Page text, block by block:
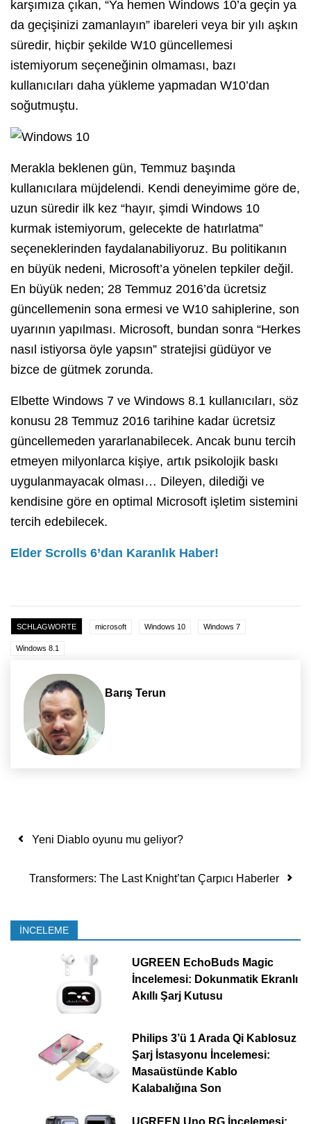
karşımıza çıkan, “Ya hemen Windows 10’a geçin ya
da geçişinizi zamanlayın” ibareleri veya bir yılı aşkın
süredir, hiçbir şekilde W10 güncellemesi
istemiyorum seçeneğinin olmaması, bazı
kullanıcıları daha yükleme yapmadan W10’dan
soğutmuştu.
Merakla beklenen gün, Temmuz başında
kullanıcılara müjdelendi. Kendi deneyimime göre de,
uzun süredir ilk kez “hayır, şimdi Windows 10
kurmak istemiyorum, gelecekte de hatırlatma”
seçeneklerinden faydalanabiliyoruz. Bu politikanın
en büyük nedeni, Microsoft’a yönelen tepkiler değil.
En büyük neden; 28 Temmuz 2016’da ücretsiz
güncellemenin sona ermesi ve W10 sahiplerine, son
uyarının yapılması. Microsoft, bundan sonra “Herkes
nasıl istiyorsa öyle yapsın” stratejisi güdüyor ve
bizce de gütmek zorunda.
Elbette Windows 7 ve Windows 8.1 kullanıcıları, söz
konusu 28 Temmuz 2016 tarihine kadar ücretsiz
güncellemeden yararlanabilecek. Ancak bunu tercih
etmeyen milyonlarca kişiye, artık psikolojik baskı
uygulanmayacak olması… Dileyen, dilediği ve
kendisine göre en optimal Microsoft işletim sistemini
tercih edebilecek.
Elder Scrolls 6’dan Karanlık Haber!
SCHLAGWORTE microsoft Windows 10 Windows 7
Windows 8.1
Barış Terun
Yazı dolaşımı
Yeni Diablo oyunu mu geliyor?
Transformers: The Last Knight’tan Çarpıcı Haberler
İNCELEME
UGREEN EchoBuds Magic
İncelemesi: Dokunmatik Ekranlı
Akıllı Şarj Kutusu
Philips 3’ü 1 Arada Qi Kablosuz
Şarj İstasyonu İncelemesi:
Masaüstünde Kablo
Kalabalığına Son
UGREEN Uno RG İncelemesi: